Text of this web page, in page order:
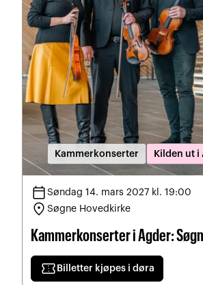
Kammerkonserter Kilden ut i
calendar_todaySøndag 14. mars 2027 kl. 19:00
location_onSøgne Hovedkirke
Kammerkonserter i Agder:
confirmation_number Billetter kjøpes i døra